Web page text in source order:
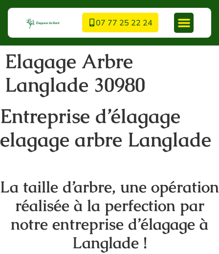
07 77 25 22 24
Elagage Arbre
Langlade 30980
Entreprise d’élagage
elagage arbre Langlade
La taille d’arbre, une opération
réalisée à la perfection par
notre entreprise d’élagage à
Langlade !